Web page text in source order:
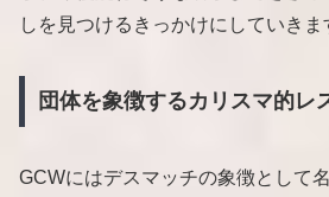
しを見つけるきっかけにしていきま
団体を象徴するカリスマ的レ
GCWにはデスマッチの象徴として